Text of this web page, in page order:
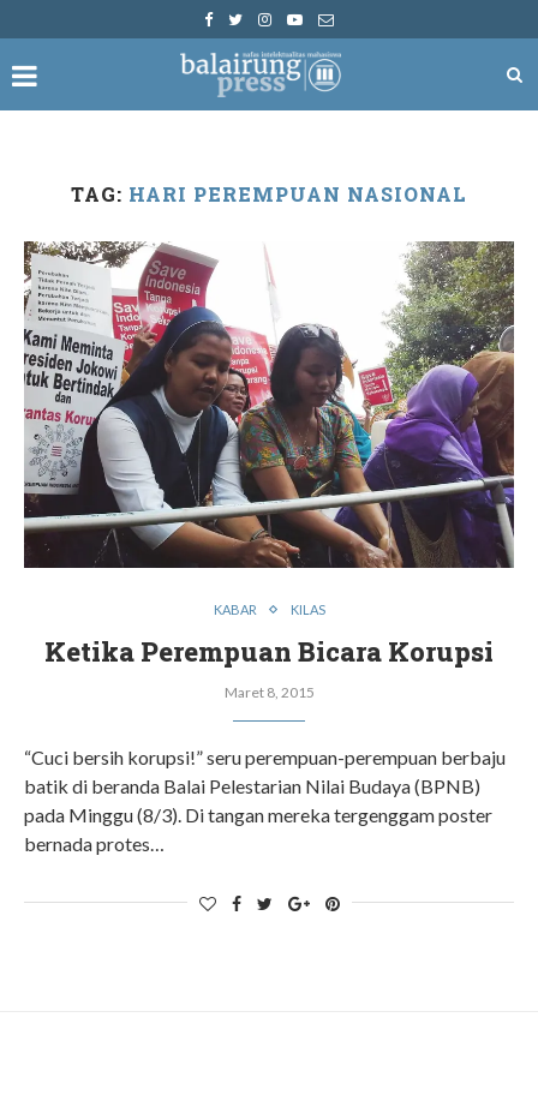
TAG: HARI PEREMPUAN NASIONAL
KABAR KILAS
Ketika Perempuan Bicara Korupsi
Maret 8, 2015
“Cuci bersih korupsi!” seru perempuan-perempuan berbaju
batik di beranda Balai Pelestarian Nilai Budaya (BPNB)
pada Minggu (8/3). Di tangan mereka tergenggam poster
bernada protes…